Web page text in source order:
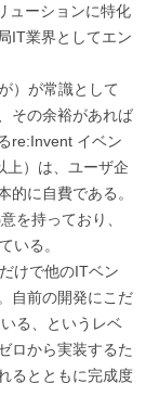
ューションに特化
IT業界としてエン
）が常識として
その余裕があれば
re:Invent イベン
上）は、ユーザ企
的に自費である。
を持っており、
いる。
けで他のITベン
自前の開発にこだ
る、というレベ
ロから実装するた
るとともに完成度